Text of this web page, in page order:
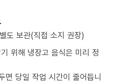
도 보관(직접 소지 권장)
위해 냉장고 음식은 미리 정
면 당일 작업 시간이 줄어듭니